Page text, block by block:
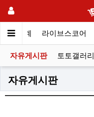
포츠중계 라이브스코어
자유게시판 토토갤러리
자유게시판